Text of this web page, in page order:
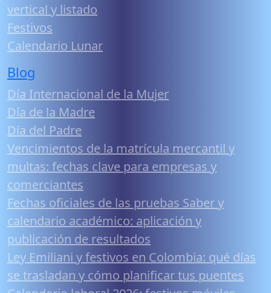
vertical y listado
Festivos
Calendario Lunar
Blog
Día Internacional de la Mujer
Día de la Madre
Día del Padre
Vencimientos de la matrícula mercantil y
multas: fechas clave para empresas y
comerciantes
Fechas oficiales de las pruebas Saber y
calendario académico: aplicación y
publicación de resultados
Ley Emiliani y festivos en Colombia: qué días
se trasladan y cómo planificar tus puentes